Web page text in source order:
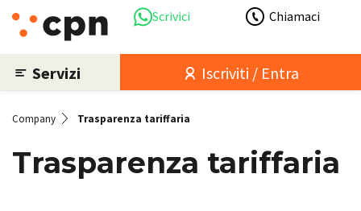
Scrivici Chiamaci
Servizi Iscriviti / Entra
Company Trasparenza tariffaria
Trasparenza tariffaria